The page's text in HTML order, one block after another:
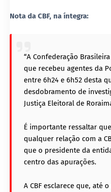
Nota da CBF, na íntegra:
“A Confederação
que recebeu agentes da
entre 6h24 e 6h52 desta
desdobramento de
Justiça Eleitoral de
É importante ressaltar
qualquer relação com a
que o presidente da
centro das apurações.
A CBF esclarece que, até